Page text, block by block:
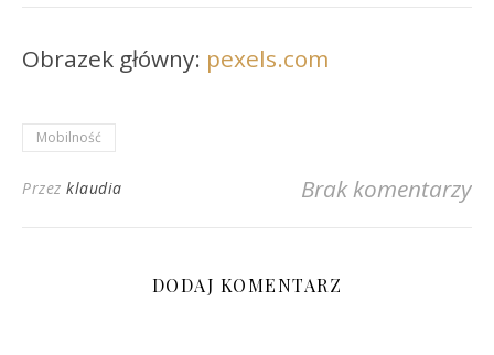
Obrazek główny: pexels.com
Mobilność
Przez klaudia Brak komentarzy
DODAJ KOMENTARZ